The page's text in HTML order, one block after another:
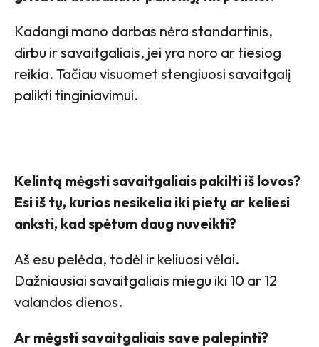
Kadangi mano darbas nėra standartinis,
dirbu ir savaitgaliais, jei yra noro ar tiesiog
reikia. Tačiau visuomet stengiuosi savaitgalį
palikti tinginiavimui.
Kelintą mėgsti savaitgaliais pakilti iš lovos?
Esi iš tų, kurios nesikelia iki pietų ar keliesi
anksti, kad spėtum daug nuveikti?
Aš esu pelėda, todėl ir keliuosi vėlai.
Dažniausiai savaitgaliais miegu iki 10 ar 12
valandos dienos.
Ar mėgsti savaitgaliais save palepinti?